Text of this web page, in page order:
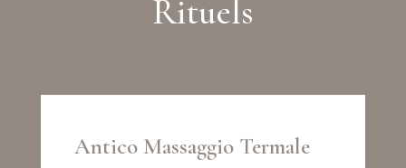
Rituels
Antico Massaggio Termale